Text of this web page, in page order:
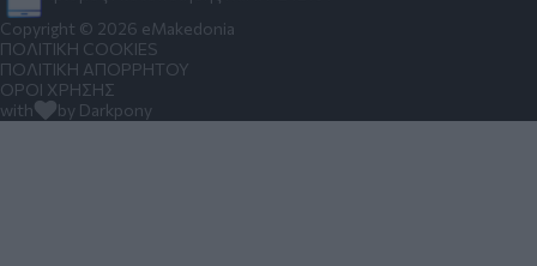
Copyright © 2026 eMakedonia
ΠΟΛΙΤΙΚΗ COOKIES
ΠΟΛΙΤΙΚΗ ΑΠΟΡΡΗΤΟΥ
ΟΡΟΙ ΧΡΗΣΗΣ
with
by Darkpony